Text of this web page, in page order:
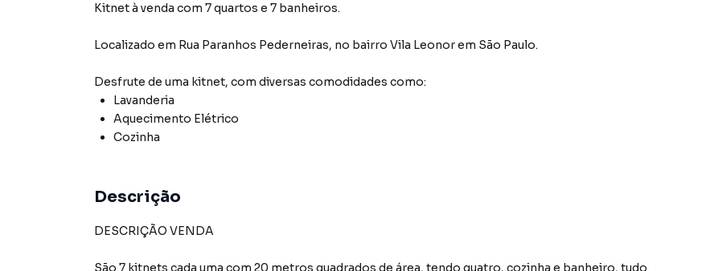
Kitnet à venda com 7 quartos e 7 banheiros.
Localizado em Rua Paranhos Pederneiras, no bairro Vila Leonorem São Paulo.
Desfrute de uma kitnet, com diversas comodidades como:
Lavanderia
Aquecimento Elétrico
Cozinha
Descrição
DESCRIÇÃO VENDA
São 7 kitnets cada uma com 20 metros quadrados de área, tendo quatro, cozinha e banheiro, tudo